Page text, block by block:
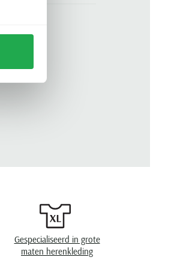
Gespecialiseerd in grote
maten herenkleding